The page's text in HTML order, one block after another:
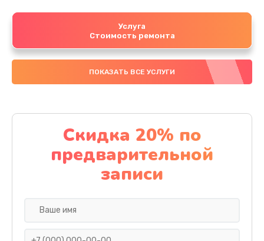
Услуга
Стоимость ремонта
ПОКАЗАТЬ ВСЕ УСЛУГИ
Скидка 20% по
предварительной
записи